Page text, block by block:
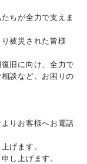
ちが全力で支えま
被災された皆様
旧に向け、全力で
談など、お困りの
りお客様へお電話
げます。
し上げます。